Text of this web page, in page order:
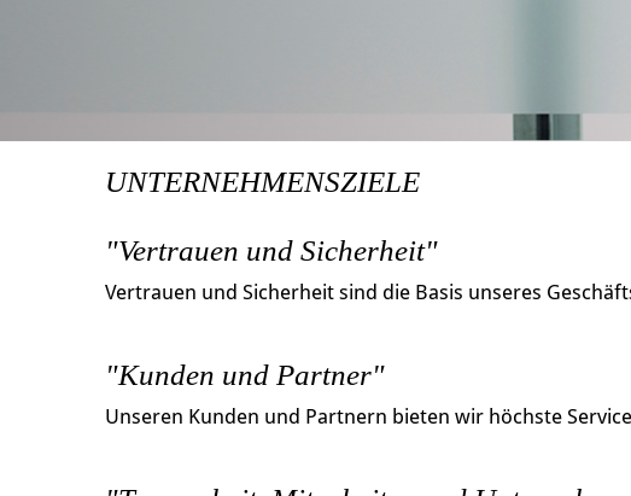
UNTERNEHMENSZIELE
"Vertrauen und Sicherheit"
Vertrauen und Sicherheit sind die Basis unseres
"Kunden und Partner"
Unseren Kunden und Partnern bieten wir höchste